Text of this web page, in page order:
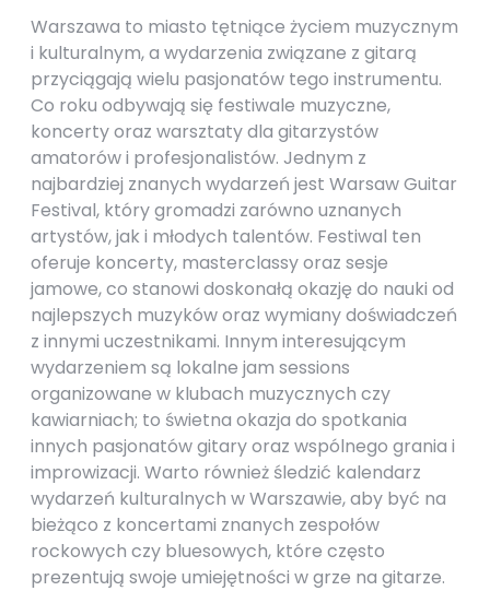
Warszawa to miasto tętniące życiem muzycznym
i kulturalnym, a wydarzenia związane z gitarą
przyciągają wielu pasjonatów tego instrumentu.
Co roku odbywają się festiwale muzyczne,
koncerty oraz warsztaty dla gitarzystów
amatorów i profesjonalistów. Jednym z
najbardziej znanych wydarzeń jest Warsaw Guitar
Festival, który gromadzi zarówno uznanych
artystów, jak i młodych talentów. Festiwal ten
oferuje koncerty, masterclassy oraz sesje
jamowe, co stanowi doskonałą okazję do nauki od
najlepszych muzyków oraz wymiany doświadczeń
z innymi uczestnikami. Innym interesującym
wydarzeniem są lokalne jam sessions
organizowane w klubach muzycznych czy
kawiarniach; to świetna okazja do spotkania
innych pasjonatów gitary oraz wspólnego grania i
improwizacji. Warto również śledzić kalendarz
wydarzeń kulturalnych w Warszawie, aby być na
bieżąco z koncertami znanych zespołów
rockowych czy bluesowych, które często
prezentują swoje umiejętności w grze na gitarze.